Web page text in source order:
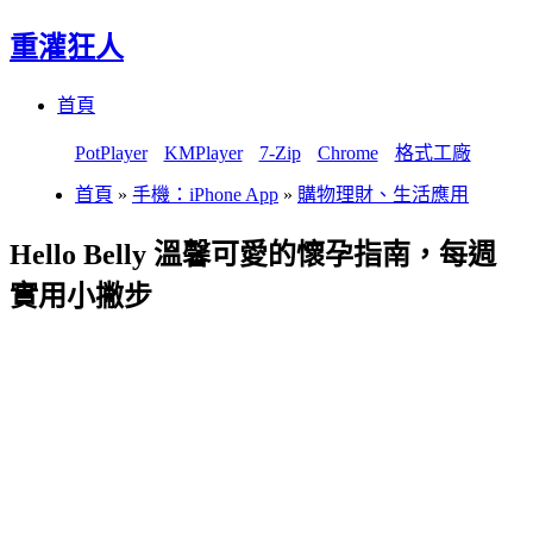
重灌狂人
首頁
PotPlayer KMPlayer 7-Zip Chrome 格式工廠
首頁 » 手機：iPhone App » 購物理財、生活應用
Hello Belly 溫馨可愛的懷孕指南，每週
實用小撇步